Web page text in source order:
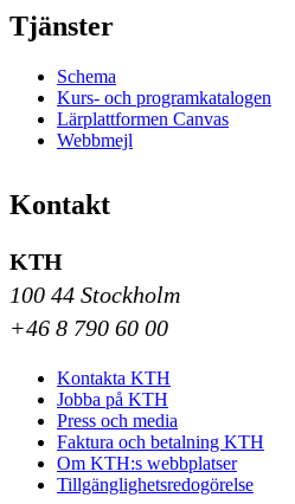
Tjänster
Schema
Kurs- och programkatalogen
Lärplattformen Canvas
Webbmejl
Kontakt
KTH
100 44 Stockholm
+46 8 790 60 00
Kontakta KTH
Jobba på KTH
Press och media
Faktura och betalning KTH
Om KTH:s webbplatser
Tillgänglighetsredogörelse